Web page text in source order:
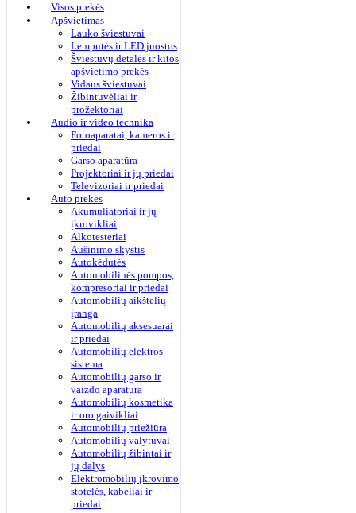
Visos prekės
Apšvietimas
Lauko šviestuvai
Lemputės ir LED juostos
Šviestuvų detalės ir kitos
apšvietimo prekės
Vidaus šviestuvai
Žibintuvėliai ir
prožektoriai
Audio ir video technika
Fotoaparatai, kameros ir
priedai
Garso aparatūra
Projektoriai ir jų priedai
Televizoriai ir priedai
Auto prekės
Akumuliatoriai ir jų
įkrovikliai
Alkotesteriai
Aušinimo skystis
Autokėdutės
Automobilinės pompos,
kompresoriai ir priedai
Automobilių aikštelių
įranga
Automobilių aksesuarai
ir priedai
Automobilių elektros
sistema
Automobilių garso ir
vaizdo aparatūra
Automobilių kosmetika
ir oro gaivikliai
Automobilių priežiūra
Automobilių valytuvai
Automobilių žibintai ir
jų dalys
Elektromobilių įkrovimo
stotelės, kabeliai ir
priedai